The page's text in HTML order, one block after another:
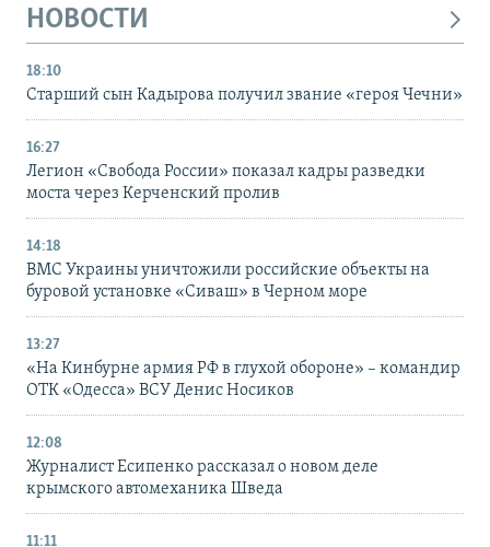
НОВОСТИ
18:10
Старший сын Кадырова получил звание «героя Чечни»
16:27
Легион «Свобода России» показал кадры разведки
моста через Керченский пролив
14:18
ВМС Украины уничтожили российские объекты на
буровой установке «Сиваш» в Черном море
13:27
«На Кинбурне армия РФ в глухой обороне» – командир
ОТК «Одесса» ВСУ Денис Носиков
12:08
Журналист Есипенко рассказал о новом деле
крымского автомеханика Шведа
11:11